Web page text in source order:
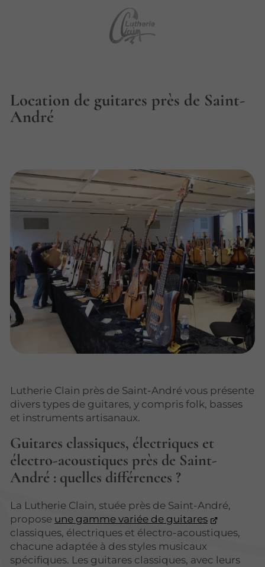
Location de guitares près de Saint-
André
Lutherie Clain près de Saint-André vous présente
divers types de guitares, y compris folk, basses
et instruments artisanaux.
Guitares classiques, électriques et
électro-acoustiques près de Saint-
André : quelles différences ?
La Lutherie Clain, stuée près de Saint-André,
propose une gamme variée de guitares
classiques, électriques et électro-acoustiques,
chacune adaptée à des styles musicaux
spécifiques. Les guitares classiques, avec leurs